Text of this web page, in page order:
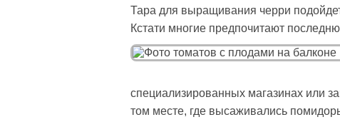
Тара для выращивания черри
Кстати многие предпочитают
специализированных магазинах или
том месте, где высаживались